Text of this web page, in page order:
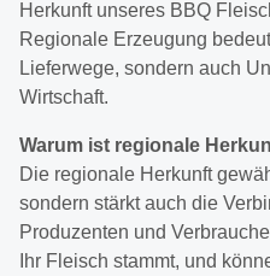
Herkunft unseres BBQ
Regionale Erzeugung
Lieferwege, sondern auch
Wirtschaft.
Warum ist regionale
Die regionale Herkunft
sondern stärkt auch die
Produzenten und
Ihr Fleisch stammt, und